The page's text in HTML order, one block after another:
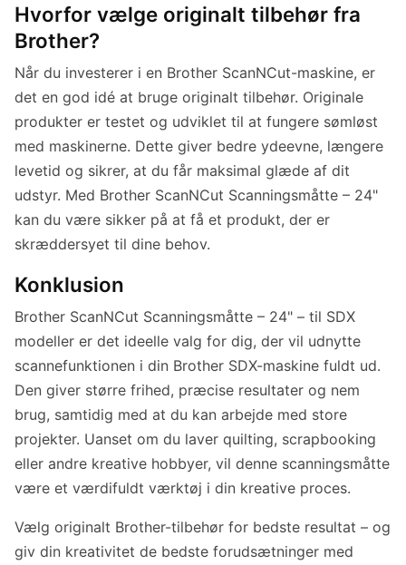
Hvorfor vælge originalt tilbehør fra
Brother?
Når du investerer i en Brother ScanNCut-maskine, er
det en god idé at bruge originalt tilbehør. Originale
produkter er testet og udviklet til at fungere sømløst
med maskinerne. Dette giver bedre ydeevne, længere
levetid og sikrer, at du får maksimal glæde af dit
udstyr. Med Brother ScanNCut Scanningsmåtte – 24"
kan du være sikker på at få et produkt, der er
skræddersyet til dine behov.
Konklusion
Brother ScanNCut Scanningsmåtte – 24" – til SDX
modeller er det ideelle valg for dig, der vil udnytte
scannefunktionen i din Brother SDX-maskine fuldt ud.
Den giver større frihed, præcise resultater og nem
brug, samtidig med at du kan arbejde med store
projekter. Uanset om du laver quilting, scrapbooking
eller andre kreative hobbyer, vil denne scanningsmåtte
være et værdifuldt værktøj i din kreative proces.
Vælg originalt Brother-tilbehør for bedste resultat – og
giv din kreativitet de bedste forudsætninger med